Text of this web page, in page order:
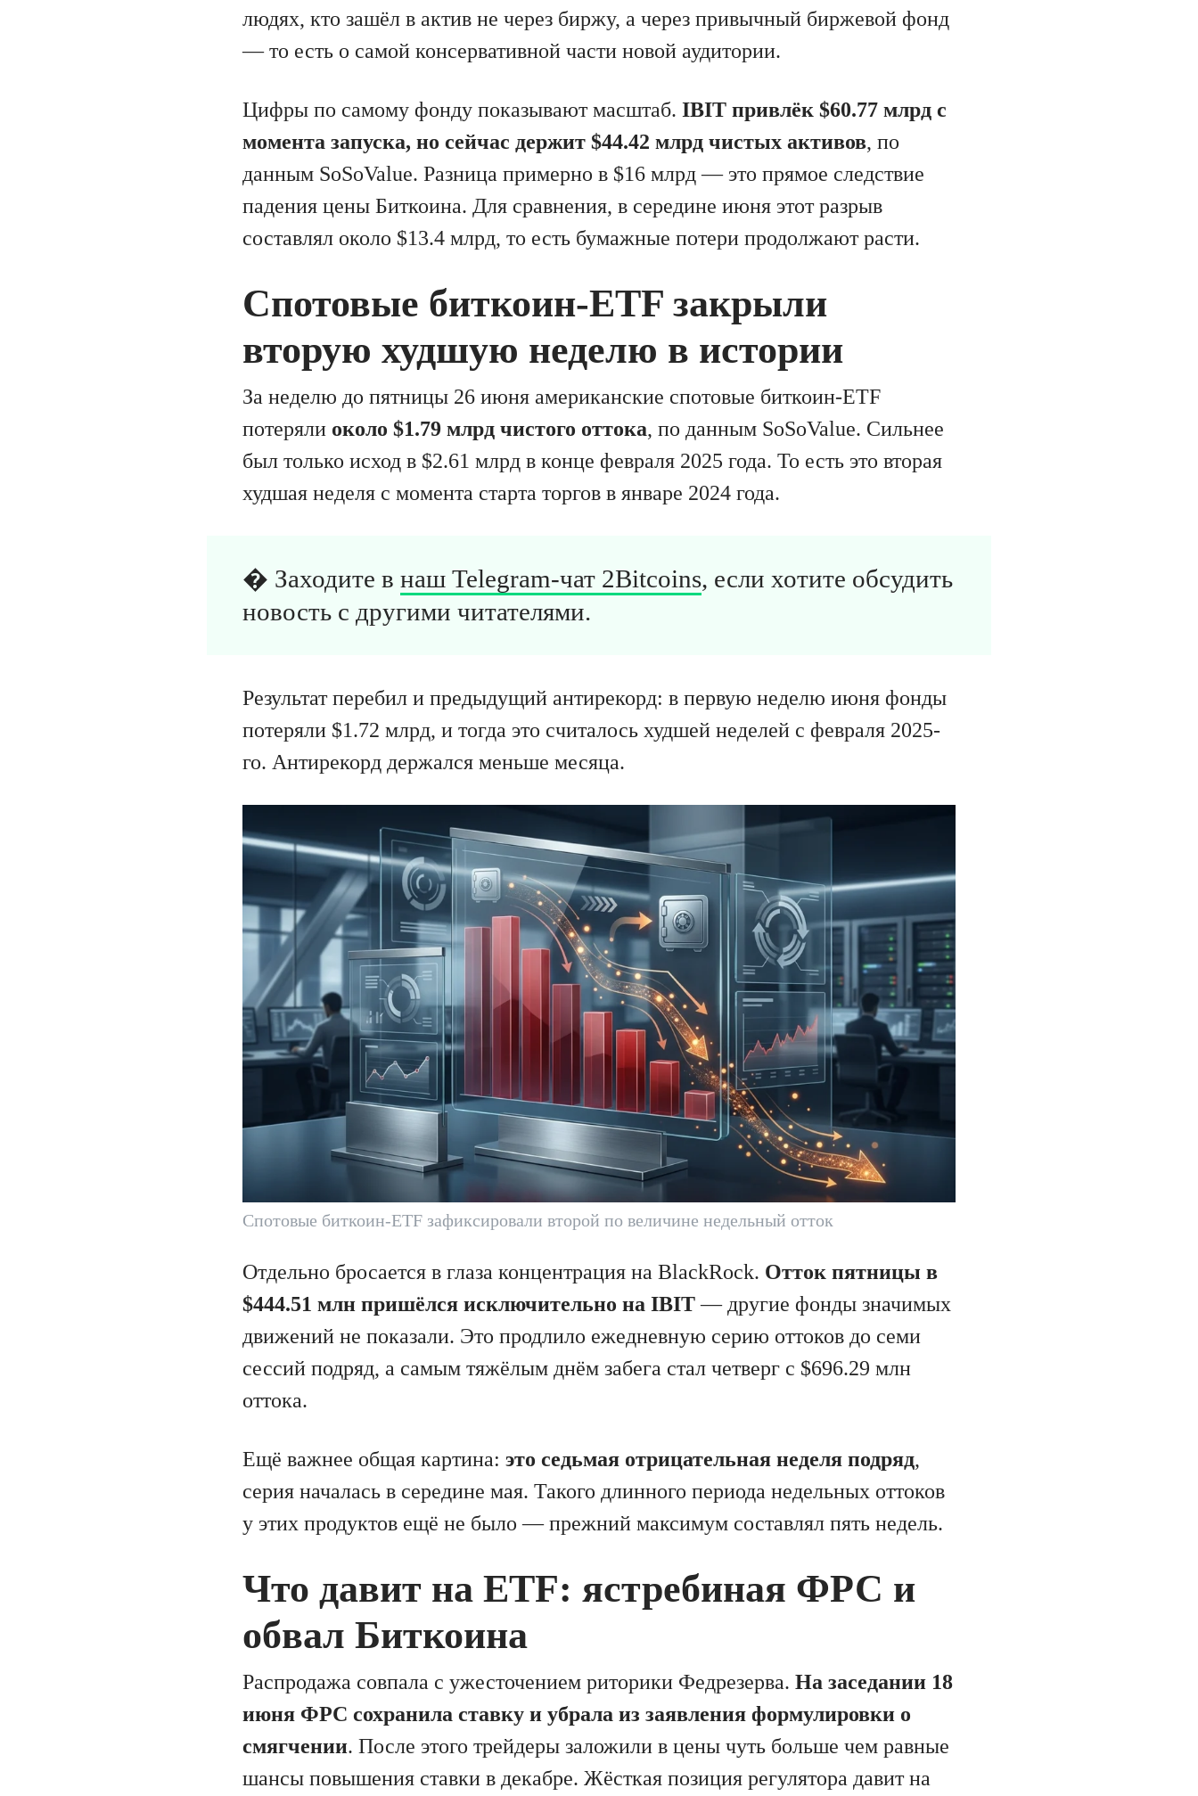
людях, кто зашёл в актив не через биржу, а через привычный биржевой фонд
— то есть о самой консервативной части новой аудитории.
Цифры по самому фонду показывают масштаб. IBIT привлёк $60.77 млрд с
момента запуска, но сейчас держит $44.42 млрд чистых активов, по
данным SoSoValue. Разница примерно в $16 млрд — это прямое следствие
падения цены Биткоина. Для сравнения, в середине июня этот разрыв
составлял около $13.4 млрд, то есть бумажные потери продолжают расти.
Спотовые биткоин-ETF закрыли
вторую худшую неделю в истории
За неделю до пятницы 26 июня американские спотовые биткоин-ETF
потеряли около $1.79 млрд чистого оттока, по данным SoSoValue. Сильнее
был только исход в $2.61 млрд в конце февраля 2025 года. То есть это вторая
худшая неделя с момента старта торгов в январе 2024 года.
� Заходите в наш Telegram-чат 2Bitcoins, если хотите обсудить
новость с другими читателями.
Результат перебил и предыдущий антирекорд: в первую неделю июня фонды
потеряли $1.72 млрд, и тогда это считалось худшей неделей с февраля 2025-
го. Антирекорд держался меньше месяца.
Спотовые биткоин-ETF зафиксировали второй по величине недельный отток
Отдельно бросается в глаза концентрация на BlackRock. Отток пятницы в
$444.51 млн пришёлся исключительно на IBIT— другие фонды значимых
движений не показали. Это продлило ежедневную серию оттоков до семи
сессий подряд, а самым тяжёлым днём забега стал четверг с $696.29 млн
оттока.
Ещё важнее общая картина: это седьмая отрицательная неделя подряд,
серия началась в середине мая. Такого длинного периода недельных оттоков
у этих продуктов ещё не было — прежний максимум составлял пять недель.
Что давит на ETF: ястребиная ФРС и
обвал Биткоина
Распродажа совпала с ужесточением риторики Федрезерва. На заседании 18
июня ФРС сохранила ставку и убрала из заявления формулировки о
смягчении. После этого трейдеры заложили в цены чуть больше чем равные
шансы повышения ставки в декабре. Жёсткая позиция регулятора давит на